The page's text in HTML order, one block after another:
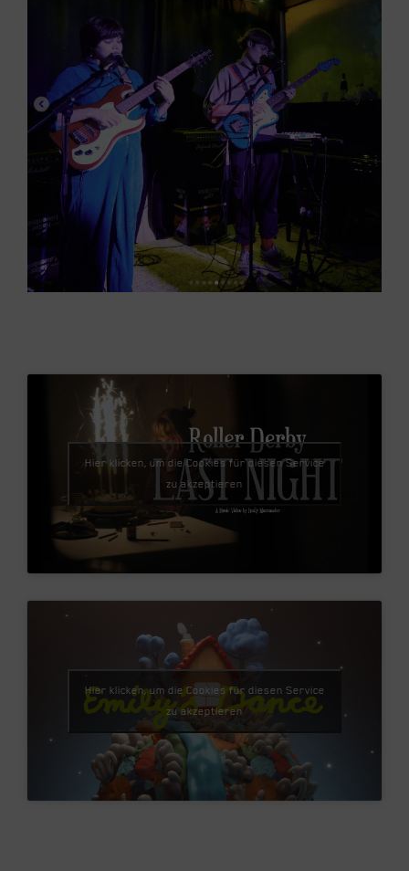
Hier klicken, um die Cookies für diesen Service
zu akzeptieren
Hier klicken, um die Cookies für diesen Service
zu akzeptieren